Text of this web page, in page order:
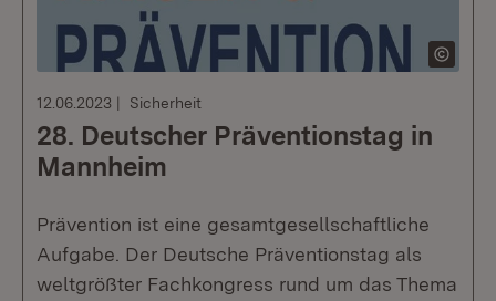
12.06.2023 Sicherheit
28. Deutscher Präventionstag in
Mannheim
Prävention ist eine gesamtgesellschaftliche
Aufgabe. Der Deutsche Präventionstag als
weltgrößter Fachkongress rund um das Thema